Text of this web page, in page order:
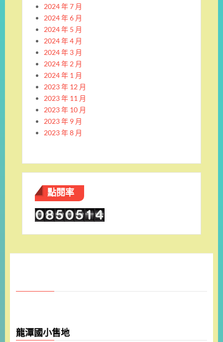
2024 年 7 月
2024 年 6 月
2024 年 5 月
2024 年 4 月
2024 年 3 月
2024 年 2 月
2024 年 1 月
2023 年 12 月
2023 年 11 月
2023 年 10 月
2023 年 9 月
2023 年 8 月
點閱率
龍潭國小售地